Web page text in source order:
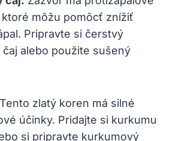
môžu‍ pomôcť ⁤znížiť
Pripravte⁣ si⁣ čerstvý
alebo použite sušený⁢
Tento zlatý koren⁣ má ‌silné
účinky. Pridajte si kurkumu
si pripravte kurkumový‌